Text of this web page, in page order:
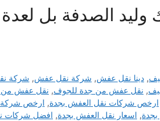
وليد الصدفة بل
,دينا نقل عفش, شركة نقل عفش, شركة
, نقل عفش من جدة للجوف, نقل عفش من
ارخص شركات نقل العفش بجدة, ارخص
, اسعار نقل العفش بجدة, افضل شركات